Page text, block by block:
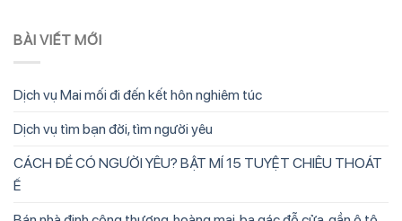
BÀI VIẾT MỚI
Dịch vụ Mai mối đi đến kết hôn nghiêm túc
Dịch vụ tìm bạn đời, tìm người yêu
CÁCH ĐỂ CÓ NGƯỜI YÊU? BẬT MÍ 15 TUYỆT CHIÊU THOÁT
Ế